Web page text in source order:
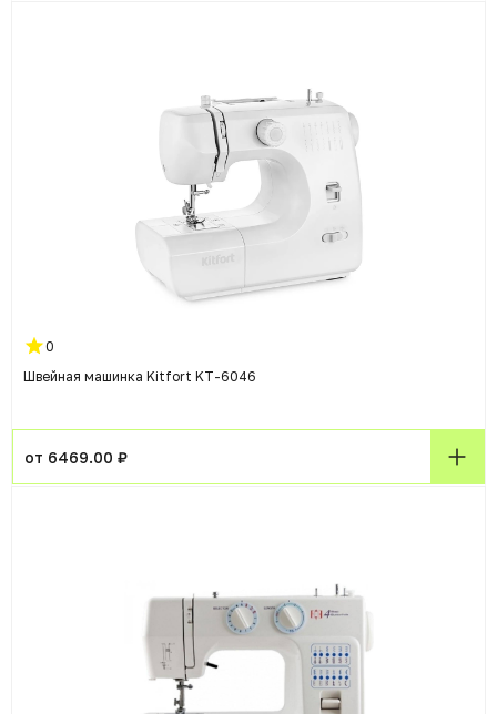
0
Швейная машинка Kitfort KT-6046
от 6469.00 ₽